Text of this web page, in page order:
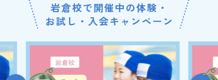
岩倉校で開催中の体験・
お試し・入会キャンペーン